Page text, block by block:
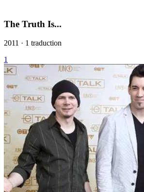
The Truth Is...
2011 · 1 traduction
1